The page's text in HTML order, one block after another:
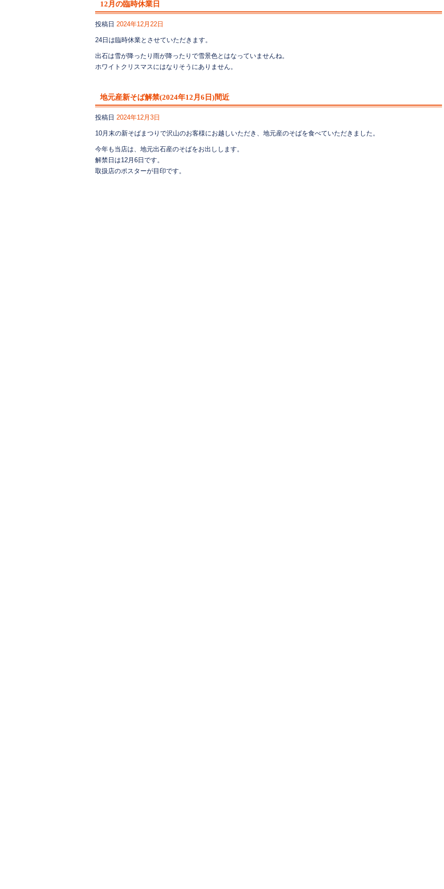
12月の臨時休業日
投稿日 2024年12月22日
24日は臨時休業とさせていただきます。
出石は雪が降ったり雨が降ったりで雪景色とはなっていませんね。
ホワイトクリスマスにはなりそうにありません。
地元産新そば解禁(2024年12月6日)間近
投稿日 2024年12月3日
10月末の新そばまつりで沢山のお客様にお越しいただき、地元産のそばを食べていただきました。
今年も当店は、地元出石産のそばをお出しします。
解禁日は12月6日です。
取扱店のポスターが目印です。